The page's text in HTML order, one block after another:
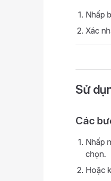
Nhấp
Xác
Sử
Các
Nhấp
chọn.
Hoặc